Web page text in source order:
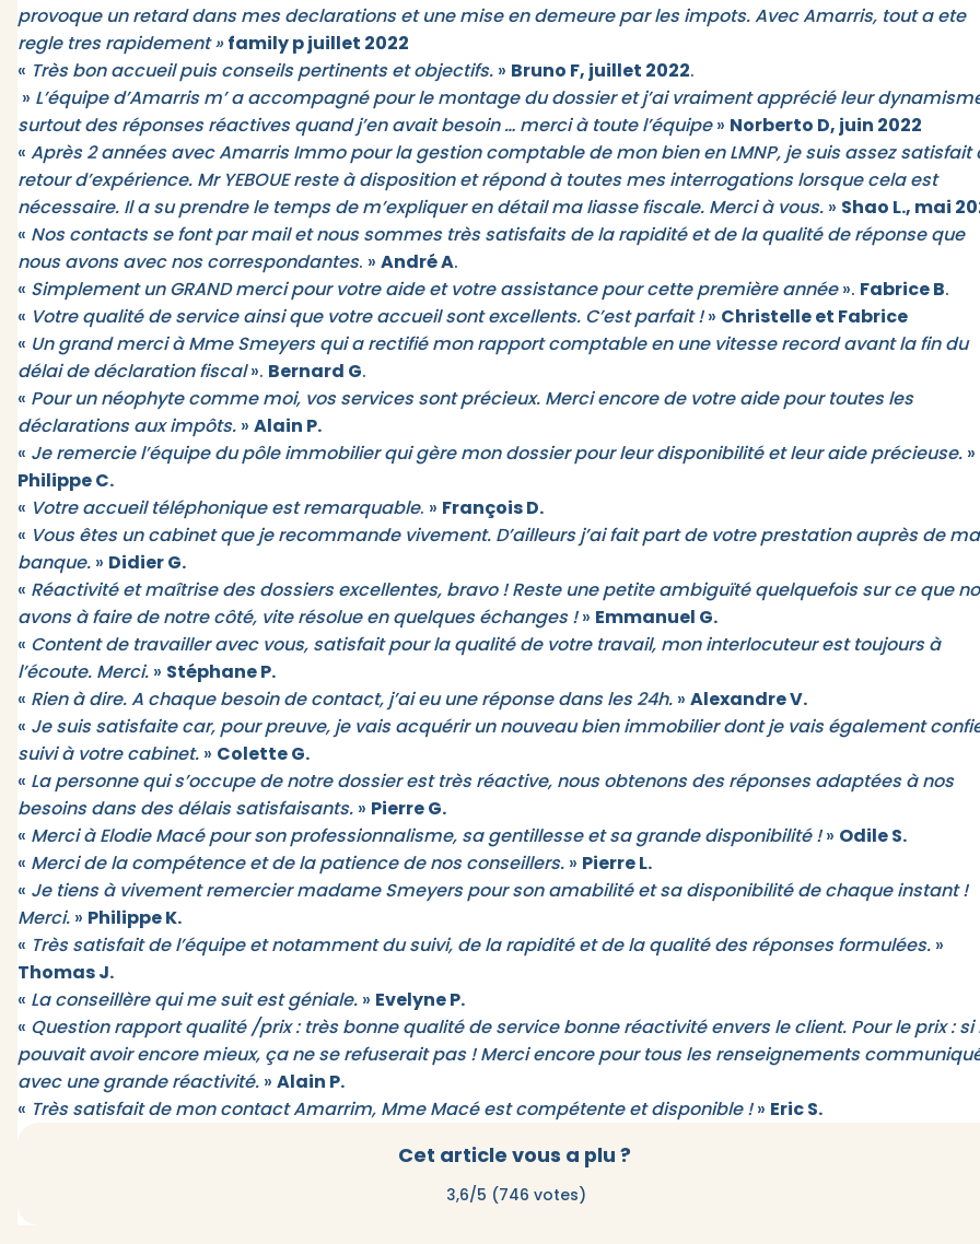
provoque un retard dans mes declarations et une mise en demeure par les impots. Avec Amarris, tout a ete
regle tres rapidement » family p juillet 2022
« Très bon accueil puis conseils pertinents et objectifs. » Bruno F, juillet 2022.
» L’équipe d’Amarris m’ a accompagné pour le montage du dossier et j’ai vraiment apprécié leur
surtout des réponses réactives quand j’en avait besoin … merci à toute l’équipe» Norberto D, juin 2022
« Après 2 années avec Amarris Immo pour la gestion comptable de mon bien en LMNP, je suis assez satisfait
retour d’expérience. Mr YEBOUE reste à disposition et répond à toutes mes interrogations lorsque cela est
nécessaire. Il a su prendre le temps de m’expliquer en détail ma liasse fiscale. Merci à vous. » Shao L., mai
« Nos contacts se font par mail et nous sommes très satisfaits de la rapidité et de la qualité de réponse que
nous avons avec nos correspondantes. » André A.
« Simplement un GRAND merci pour votre aide et votre assistance pour cette première année». Fabrice B.
« Votre qualité de service ainsi que votre accueil sont excellents. C’est parfait !» Christelle et Fabrice
« Un grand merci à Mme Smeyers qui a rectifié mon rapport comptable en une vitesse record avant la fin du
délai de déclaration fiscal». Bernard G.
« Pour un néophyte comme moi, vos services sont précieux. Merci encore de votre aide pour toutes les
déclarations aux impôts. » Alain P.
« Je remercie l’équipe du pôle immobilier qui gère mon dossier pour leur disponibilité et leur aide précieuse. »
Philippe C.
« Votre accueil téléphonique est remarquable. » François D.
« Vous êtes un cabinet que je recommande vivement. D’ailleurs j’ai fait part de votre prestation auprès de ma
banque. » Didier G.
« Réactivité et maîtrise des dossiers excellentes, bravo ! Reste une petite ambiguïté quelquefois sur ce que
avons à faire de notre côté, vite résolue en quelques échanges !» Emmanuel G.
« Content de travailler avec vous, satisfait pour la qualité de votre travail, mon interlocuteur est toujours à
l’écoute. Merci. » Stéphane P.
« Rien à dire. A chaque besoin de contact, j’ai eu une réponse dans les 24h. » Alexandre V.
« Je suis satisfaite car, pour preuve, je vais acquérir un nouveau bien immobilier dont je vais également
suivi à votre cabinet. » Colette G.
« La personne qui s’occupe de notre dossier est très réactive, nous obtenons des réponses adaptées à nos
besoins dans des délais satisfaisants. » Pierre G.
« Merci à Elodie Macé pour son professionnalisme, sa gentillesse et sa grande disponibilité !» Odile S.
« Merci de la compétence et de la patience de nos conseillers. » Pierre L.
« Je tiens à vivement remercier madame Smeyers pour son amabilité et sa disponibilité de chaque instant !
Merci. » Philippe K.
« Très satisfait de l’équipe et notamment du suivi, de la rapidité et de la qualité des réponses formulées. »
Thomas J.
« La conseillère qui me suit est géniale. » Evelyne P.
« Question rapport qualité /prix : très bonne qualité de service bonne réactivité envers le client. Pour le prix : si
pouvait avoir encore mieux, ça ne se refuserait pas ! Merci encore pour tous les renseignements
avec une grande réactivité. » Alain P.
« Très satisfait de mon contact Amarrim, Mme Macé est compétente et disponible !» Eric S.
Cet article vous a plu ?
3,6/5 (746 votes)